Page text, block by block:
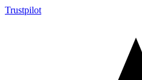
Trustpilot